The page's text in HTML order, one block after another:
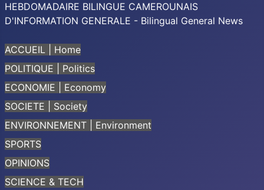
HEBDOMADAIRE BILINGUE CAMEROUNAIS
D'INFORMATION GENERALE - Bilingual General News
ACCUEIL | Home
POLITIQUE | Politics
ECONOMIE | Economy
SOCIETE | Society
ENVIRONNEMENT | Environment
SPORTS
OPINIONS
SCIENCE & TECH